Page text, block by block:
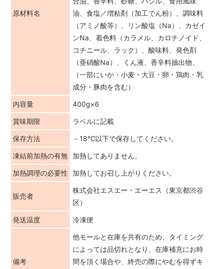
原材料名
油、食塩／増粘剤（加工でん粉）、調味料
（アミノ酸等）、リン酸塩（Na）、カゼイ
ンNa、着色料（カラメル、カロチノイド、
コチニール、ラック）、酸味料、発色剤
（亜硝酸Na）、くん液、香辛料抽出物、
（一部にいか・小麦・大豆・卵・鶏肉・乳
成分・豚肉を含む）
内容量 400g×6
賞味期限 ラベルに記載
保存方法 －18℃以下で保存してください。
凍結前加熱の有無 加熱してありません。
加熱調理の必要性 加熱してお召し上がりください。
販売者
株式会社エスエー・エーエス（東京都渋谷
区）
発送温度 冷凍便
備考
他モールと在庫を共有のため、タイミング
によっては品切れとなり、在庫補充にお時
間を頂く場合や、終売の際にやむを得ずキ